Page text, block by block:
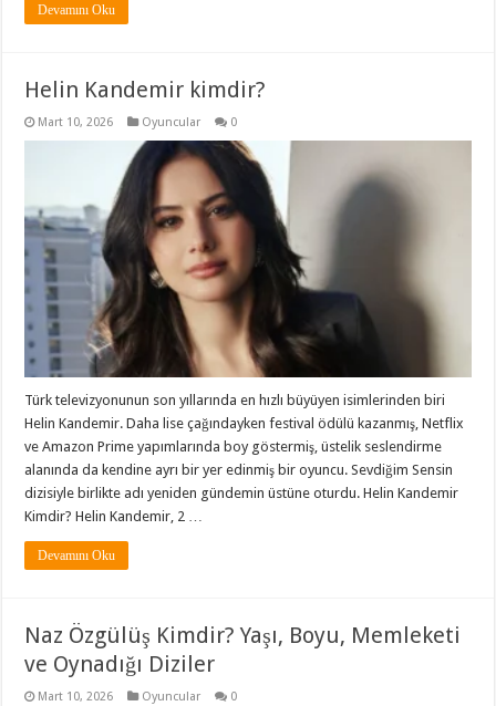
Devamını Oku
Helin Kandemir kimdir?
Mart 10, 2026 Oyuncular 0
Türk televizyonunun son yıllarında en hızlı büyüyen isimlerinden biri
Helin Kandemir. Daha lise çağındayken festival ödülü kazanmış, Netflix
ve Amazon Prime yapımlarında boy göstermiş, üstelik seslendirme
alanında da kendine ayrı bir yer edinmiş bir oyuncu. Sevdiğim Sensin
dizisiyle birlikte adı yeniden gündemin üstüne oturdu. Helin Kandemir
Kimdir? Helin Kandemir, 2 …
Devamını Oku
Naz Özgülüş Kimdir? Yaşı, Boyu, Memleketi
ve Oynadığı Diziler
Mart 10, 2026 Oyuncular 0